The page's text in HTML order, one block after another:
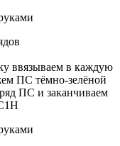
ввязываем в каждую
ПС тёмно-зелёной
ПС и заканчиваем